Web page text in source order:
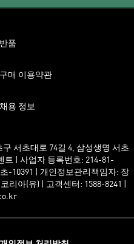
반품
구매 이용약관
채용 정보
서초대로 74길 4, 삼성생명 서초
트 | 사업자 등록번호: 214-81-
-10391 | 개인정보관리책임자: 장
리아(유) | 고객센터: 1588-8241 |